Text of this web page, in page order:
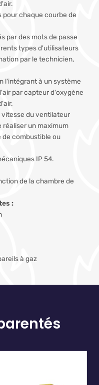
pour chaque courbe de
par des mots de passe
types d'utilisateurs
par le technicien,
l'intégrant à un système
par capteur d'oxygène
vitesse du ventilateur
un maximum
de combustible ou
IP 54.
de la chambre de
:
à gaz